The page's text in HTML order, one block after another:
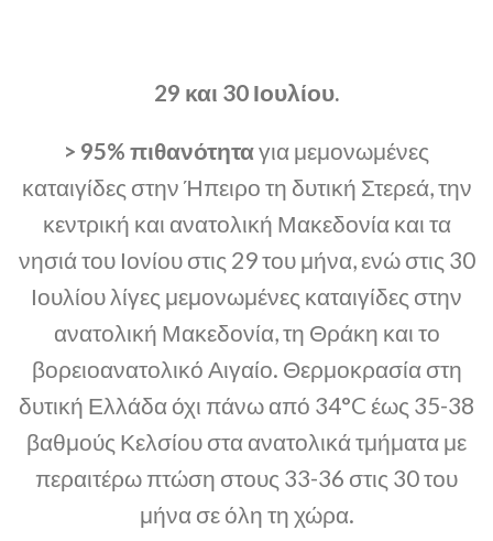
29 και 30 Ιουλίου.
> 95% πιθανότηταγια μεμονωμένες
καταιγίδες στην Ήπειρο τη δυτική Στερεά, την
κεντρική και ανατολική Μακεδονία και τα
νησιά του Ιονίου στις 29 του μήνα, ενώ στις 30
Ιουλίου λίγες μεμονωμένες καταιγίδες στην
ανατολική Μακεδονία, τη Θράκη και το
βορειοανατολικό Αιγαίο. Θερμοκρασία στη
δυτική Ελλάδα όχι πάνω από 34°C έως 35-38
βαθμούς Κελσίου στα ανατολικά τμήματα με
περαιτέρω πτώση στους 33-36 στις 30 του
μήνα σε όλη τη χώρα.